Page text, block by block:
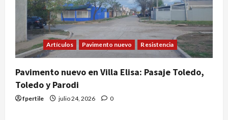
Artículos Pavimento nuevo Resistencia
Pavimento nuevo en Villa Elisa: Pasaje Toledo,
Toledo y Parodi
fpertile julio 24, 2026 0